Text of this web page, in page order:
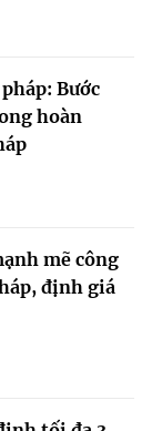
Bước
hoàn
mẽ công
định giá